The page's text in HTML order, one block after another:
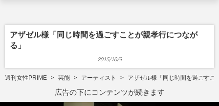
アザゼル様「同じ時間を過ごすことが親孝行につなが
る」
2015/10/9
週刊女性PRIME 芸能 アーティスト アザゼル様「同じ時間を過ごすこ
広告の下にコンテンツが続きます